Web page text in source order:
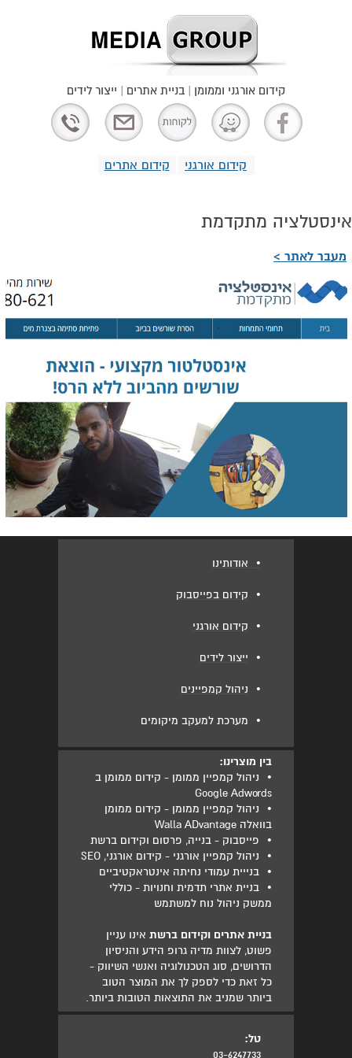
קידום אורגני קידום אתרים
קידום אורגני וממומן | בניית אתרים | ייצור לידים
אינסטלציה מתקדמת
מעבר לאתר >
בין מוצרינו:
•
ניהול קמפיין ממומן - קידום ממומן ב
Google Adwords
•
ניהול קמפיין ממומן - קידום ממומן
בוואלה Walla ADvantage
• פייסבוק - בנייה, פרסום וקידום ברשת
• ניהול קמפיין אורגני - קידום אורגני, SEO
• בנייית עמודי נחיתה אינטראקטיביים
•
בניית אתרי תדמית וחנויות - כוללי
ממשק ניהול נוח למשתמש
בניית אתרים וקידום ברשתאינו עניין
פשוט, לצוות מדיה גרופ הידע והניסיון
הדרושים, סוג הטכנולוגיה ואנשי השיווק -
כל זאת כדי לספק לך את המוצר הטוב
ביותר שמניב את התוצאות הטובות ביותר.
• אודותינו
• קידום בפייסבוק
• קידום אורגני
• ייצור לידים
• ניהול קמפיינים
• מערכת למעקב מיקומים
טל:
03-6247733